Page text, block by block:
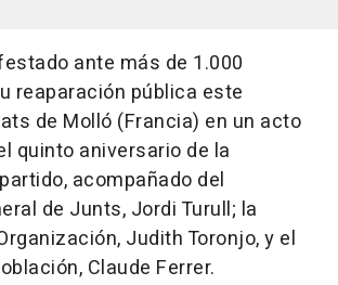
ante más de 1.000
reaparación pública este
de Molló (Francia) en un acto
quinto aniversario de la
acompañado del
de Junts, Jordi Turull; la
Judith Toronjo, y el
Claude Ferrer.